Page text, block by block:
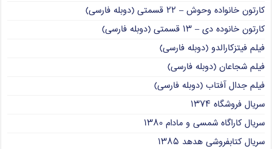
کارتون خانواده وحوش – ۲۲ قسمتی (دوبله فارسی)
کارتون خانوده دی – ۱۳ قسمتی (دوبله فارسی)
فیلم فیتزکارالدو (دوبله فارسی)
فیلم شجاعان (دوبله فارسی)
فیلم جدال آفتاب (دوبله فارسی)
سریال فروشگاه ۱۳۷۴
سریال کاراگاه شمسی و مادام ۱۳۸۰
سریال کتابفروشی هدهد ۱۳۸۵